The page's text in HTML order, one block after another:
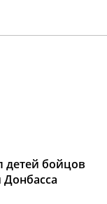
детей бойцов